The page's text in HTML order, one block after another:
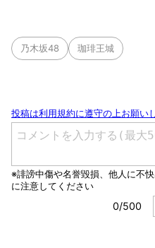
乃木坂48 珈琲王城